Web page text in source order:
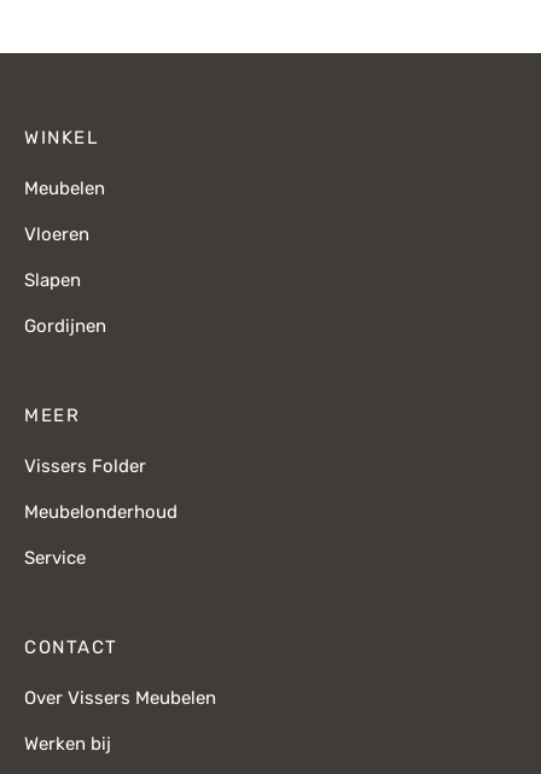
WINKEL
Meubelen
Vloeren
Slapen
Gordijnen
MEER
Vissers Folder
Meubelonderhoud
Service
CONTACT
Over Vissers Meubelen
Werken bij